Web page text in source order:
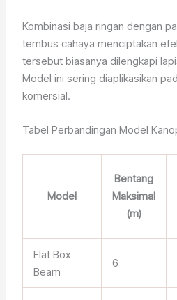
Kombinasi baja ringan dengan
tembus cahaya menciptakan
tersebut biasanya dilengkapi
Model ini sering diaplikasikan
komersial.
Tabel Perbandingan Model
Model
Bentang
Maksimal
(m)
Flat Box
Beam
6